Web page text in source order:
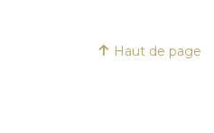
Haut de page